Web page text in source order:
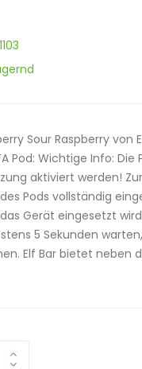
Sour Raspberry von
Pod: Wichtige Info:
aktiviert werden!
Pods vollständig
Gerät eingesetzt
5 Sekunden
Elf Bar bietet neben